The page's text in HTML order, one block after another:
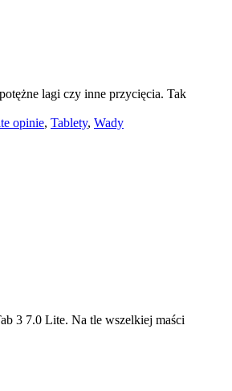
lagi czy inne przycięcia. Tak
opinie, Tablety, Wady
3 7.0 Lite. Na tle wszelkiej maści